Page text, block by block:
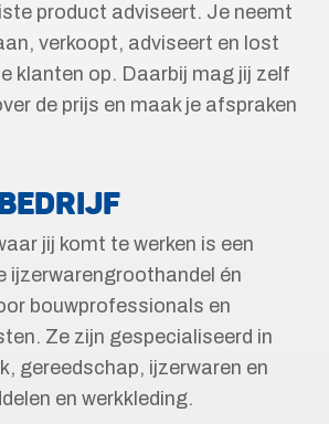
product adviseert. Je neemt
verkoopt, adviseert en lost
klanten op. Daarbij mag jij zelf
de prijs en maak je afspraken
jij komt te werken is een
ijzerwarengroothandel én
bouwprofessionals en
Ze zijn gespecialiseerd in
gereedschap, ijzerwaren en
en werkkleding.